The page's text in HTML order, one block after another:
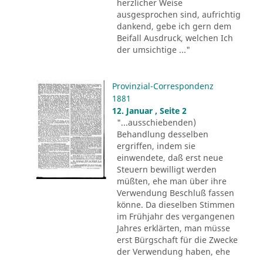
herzlicher Weise
ausgesprochen sind, aufrichtig
dankend, gebe ich gern dem
Beifall Ausdruck, welchen Ich
der umsichtige ..."
Provinzial-Correspondenz
1881
12. Januar , Seite 2
"...ausschiebenden)
Behandlung desselben
ergriffen, indem sie
einwendete, daß erst neue
Steuern bewilligt werden
müßten, ehe man über ihre
Verwendung Beschluß fassen
könne. Da dieselben Stimmen
im Frühjahr des vergangenen
Jahres erklärten, man müsse
erst Bürgschaft für die Zwecke
der Verwendung haben, ehe